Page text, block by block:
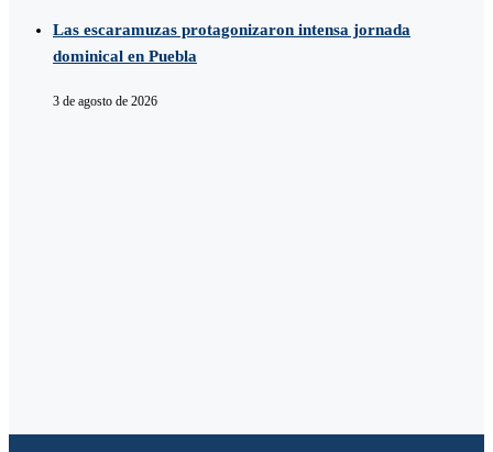
Las escaramuzas protagonizaron intensa jornada
dominical en Puebla
3 de agosto de 2026